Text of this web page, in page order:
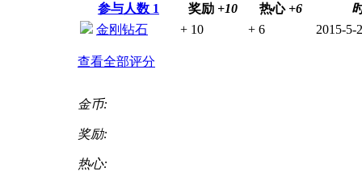
参与人数 1 奖励 +10 热心 +6
金刚钻石
+ 10 + 6 2015-5-
查看全部评分
金币:
奖励:
热心: